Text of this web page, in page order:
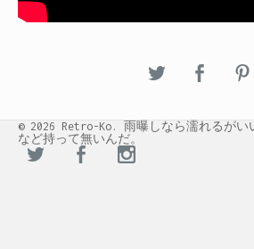
© 2026 Retro-Ko. 雨曝しなら濡れるがい
など持って無いんだ。